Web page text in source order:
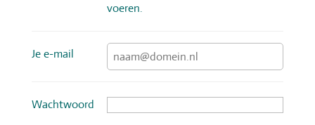
voeren.
Je e-mail ‌
Wachtwoord ‌